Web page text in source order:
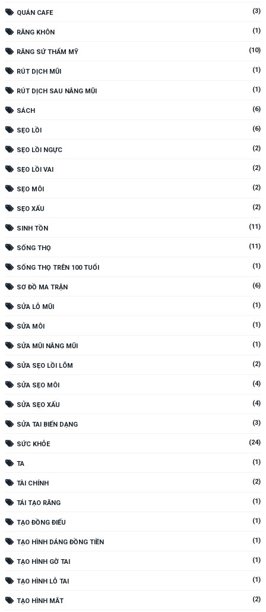
QUÁN CAFE (3)
RĂNG KHÔN (1)
RĂNG SỨ THẨM MỸ (10)
RÚT DỊCH MŨI (1)
RÚT DỊCH SAU NÂNG MŨI (1)
SÁCH (6)
SẸO LỒI (6)
SẸO LỒI NGỰC (2)
SẸO LỒI VAI (2)
SẸO MÔI (2)
SẸO XẤU (2)
SINH TỒN (11)
SỐNG THỌ (11)
SỐNG THỌ TRÊN 100 TUỔI (1)
SƠ ĐỒ MA TRẬN (6)
SỬA LỖ MŨI (1)
SỬA MÔI (1)
SỬA MŨI NÂNG MŨI (1)
SỬA SẸO LỒI LÕM (2)
SỬA SẸO MÔI (4)
SỬA SẸO XẤU (4)
SỬA TAI BIẾN DẠNG (3)
SỨC KHỎE (24)
TA (1)
TÀI CHÍNH (2)
TÁI TẠO RĂNG (1)
TẠO ĐỒNG ĐIẾU (1)
TẠO HÌNH DÁNG ĐỒNG TIỀN (1)
TẠO HÌNH GỜ TAI (1)
TẠO HÌNH LỖ TAI (1)
TẠO HÌNH MẮT (2)